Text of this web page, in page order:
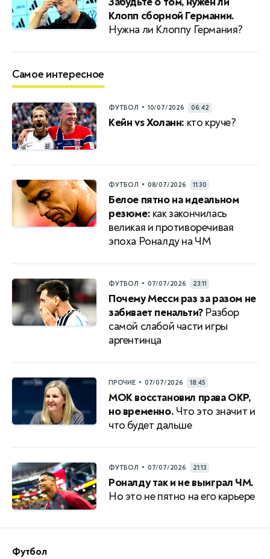
Клопп сборной Германии.
Нужна ли Клоппу Германия?
Самое интересное
ФУТБОЛ • 10/07/2026 06:42
Кейн vs Холанн: кто круче?
ФУТБОЛ • 08/07/2026 11:30
Белое пятно на идеальном
резюме: как закончилась
великая и противоречивая
эпоха Роналду на ЧМ
ФУТБОЛ • 07/07/2026 23:11
Почему Месси раз за разом не
забивает пенальти?Разбор
самой слабой части игры
аргентинца
ПРОЧИЕ • 07/07/2026 18:45
МОК восстановил права ОКР,
но временно. Что это значит и
что будет дальше
ФУТБОЛ • 07/07/2026 21:13
Роналду так и не выиграл ЧМ.
Но это не пятно на его карьере
Футбол